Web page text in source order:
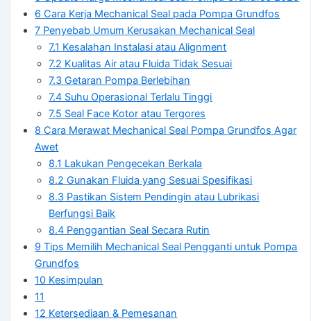
6 Cara Kerja Mechanical Seal pada Pompa Grundfos
7 Penyebab Umum Kerusakan Mechanical Seal
7.1 Kesalahan Instalasi atau Alignment
7.2 Kualitas Air atau Fluida Tidak Sesuai
7.3 Getaran Pompa Berlebihan
7.4 Suhu Operasional Terlalu Tinggi
7.5 Seal Face Kotor atau Tergores
8 Cara Merawat Mechanical Seal Pompa Grundfos Agar
Awet
8.1 Lakukan Pengecekan Berkala
8.2 Gunakan Fluida yang Sesuai Spesifikasi
8.3 Pastikan Sistem Pendingin atau Lubrikasi
Berfungsi Baik
8.4 Penggantian Seal Secara Rutin
9 Tips Memilih Mechanical Seal Pengganti untuk Pompa
Grundfos
10 Kesimpulan
11
12 Ketersediaan & Pemesanan